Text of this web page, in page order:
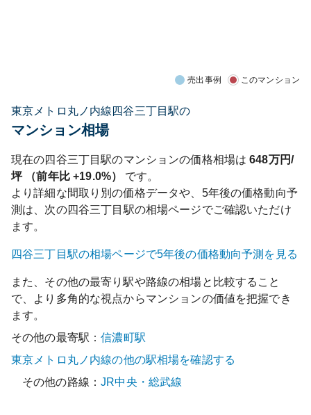
売出事例 このマンション
東京メトロ丸ノ内線四谷三丁目駅の
マンション相場
現在の四谷三丁目駅のマンションの価格相場は 648万円/
坪 （前年比+19.0%）
です。
より詳細な間取り別の価格データや、5年後の価格動向予
測は、次の四谷三丁目 駅の相場ページでご確認いただけ
ます。
四谷三丁目 駅の相場ページで5年後の価格動向予測を見る
また、その他の最寄り駅や路線の相場と比較すること
で、より多角的な視点からマンションの価値を把握でき
ます。
その他の最寄駅：信濃町駅
東京メトロ丸ノ内線の他の駅相場を確認する
その他の路線：JR中央・総武線